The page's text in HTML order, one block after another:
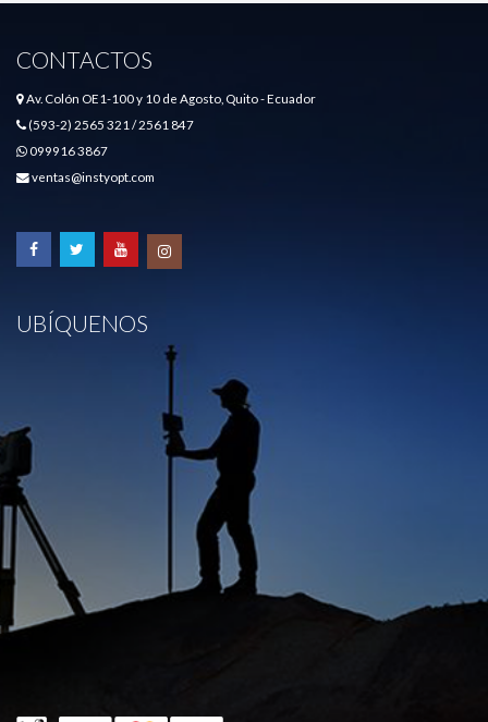
CONTACTOS
Av. Colón OE1-100 y 10 de Agosto, Quito - Ecuador
(593-2) 2565 321 / 2561 847
099916 3867
ventas@instyopt.com
UBÍQUENOS